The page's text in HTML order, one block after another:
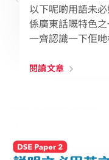
以下呢啲用語未
係廣東話嘅特色
一齊認識一下佢
閱讀文章